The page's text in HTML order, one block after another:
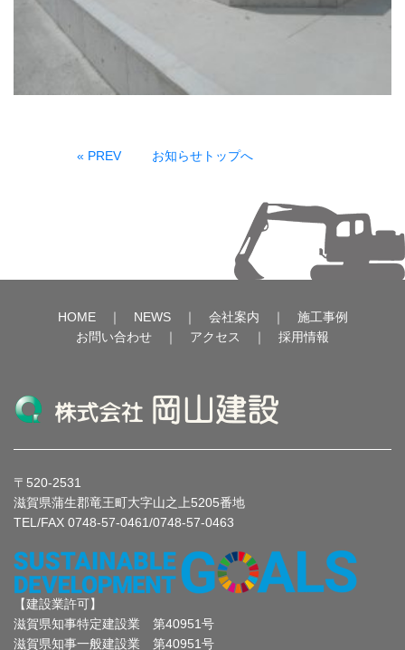
« PREV お知らせトップへ
HOME｜ NEWS｜ 会社案内 ｜ 施工事例
お問い合わせ ｜ アクセス ｜ 採用情報
〒520-2531
滋賀県蒲生郡竜王町大字山之上5205番地
TEL/FAX 0748-57-0461/0748-57-0463
【建設業許可】
滋賀県知事特定建設業 第40951号
滋賀県知事一般建設業 第40951号